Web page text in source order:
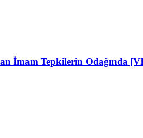
İmam Tepkilerin Odağında